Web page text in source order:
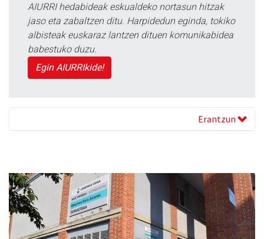
AIURRI hedabideak eskualdeko nortasun hitzak
jaso eta zabaltzen ditu. Harpidedun eginda, tokiko
albisteak euskaraz lantzen dituen komunikabidea
babestuko duzu.
Egin AIURRIkide!
Erantzun